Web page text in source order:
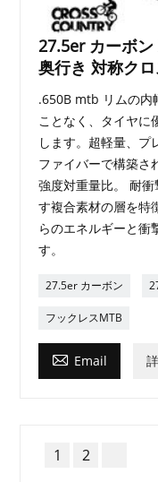
27.5er カーボ
奥行き 対称ク
.650B mtb リムの内
ことなく、タイヤに
します。超軽量、プ
ファイバーで構築さ
強度対重量比。 耐
す複合素材の層を特
らのエネルギーと衝
す。
27.5er カーボン
フックレスMTB
 Email
1 2